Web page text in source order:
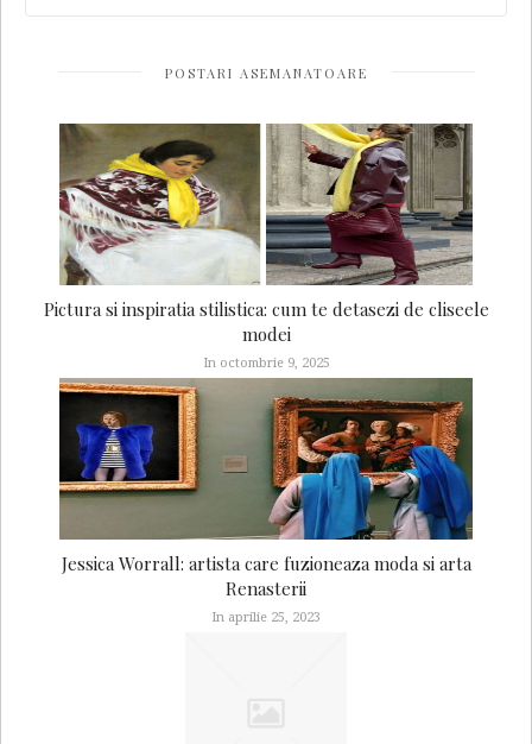
POSTARI ASEMANATOARE
Pictura si inspiratia stilistica: cum te detasezi de cliseele
modei
In octombrie 9, 2025
Jessica Worrall: artista care fuzioneaza moda si arta
Renasterii
In aprilie 25, 2023